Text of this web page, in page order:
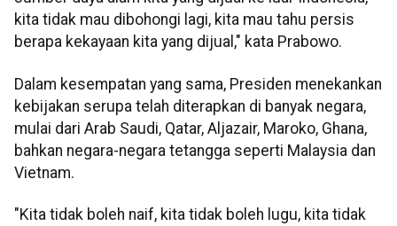
kita tidak mau dibohongi lagi, kita mau tahu persis
berapa kekayaan kita yang dijual," kata Prabowo.
Dalam kesempatan yang sama, Presiden menekankan
kebijakan serupa telah diterapkan di banyak negara,
mulai dari Arab Saudi, Qatar, Aljazair, Maroko, Ghana,
bahkan negara-negara tetangga seperti Malaysia dan
Vietnam.
"Kita tidak boleh naif, kita tidak boleh lugu, kita tidak